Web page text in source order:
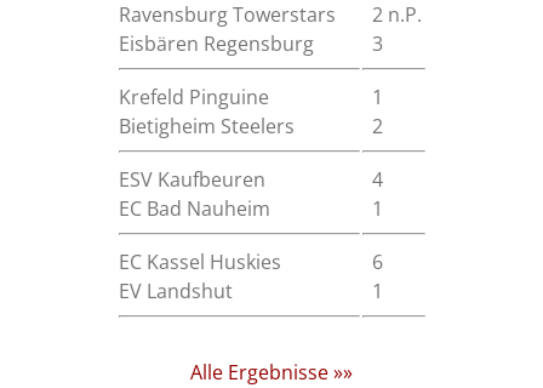
Ravensburg Towerstars
Eisbären Regensburg
2 n.P.
3
Krefeld Pinguine
Bietigheim Steelers
1
2
ESV Kaufbeuren
EC Bad Nauheim
4
1
EC Kassel Huskies
EV Landshut
6
1
Alle Ergebnisse »»